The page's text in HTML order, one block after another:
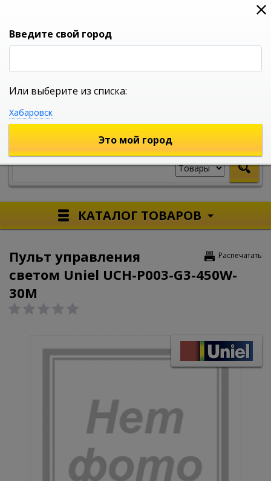
0
УНИВЕРСАЛЬНЫЙ ИНТЕРНЕТ МАГАЗИН
КАТАЛОГ ТОВАРОВ
Распечатать
Пульт управления
светом Uniel UCH-P003-G3-450W-
30M
Введите свой город
Или выберите из списка:
Хабаровск
Это мой город